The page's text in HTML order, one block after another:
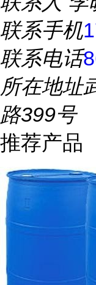
联系手机
联系电话
所在地址
路399号
推荐产品